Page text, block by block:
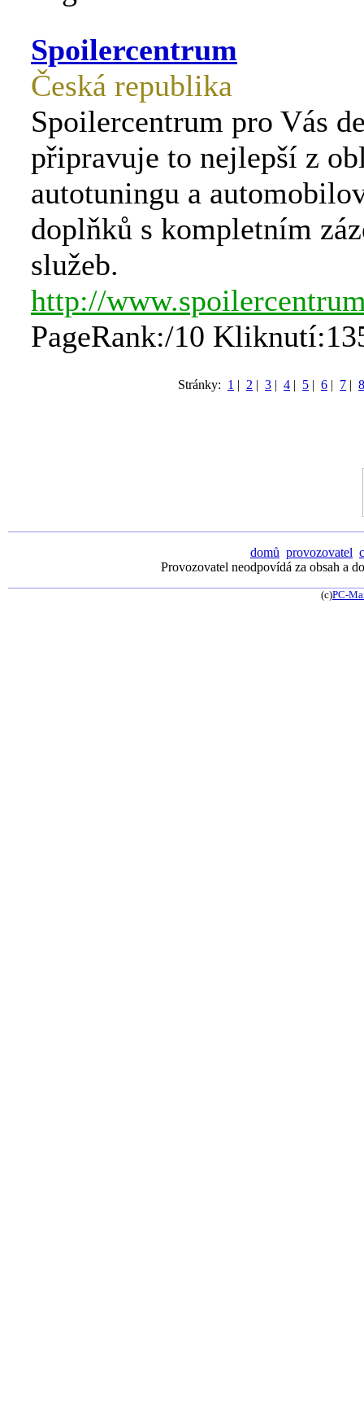
Spoilercentrum
Česká republika
Spoilercentrum pro Vás
připravuje to nejlepší z
autotuningu a
doplňků s kompletním
služeb.
http://
PageRank:/10
Stránky: 1 | 2 | 3 | 4 | 5 | 6 | 7 | 8
domů provozovatel
Provozovatel neodpovídá za obsah a
(c)PC-